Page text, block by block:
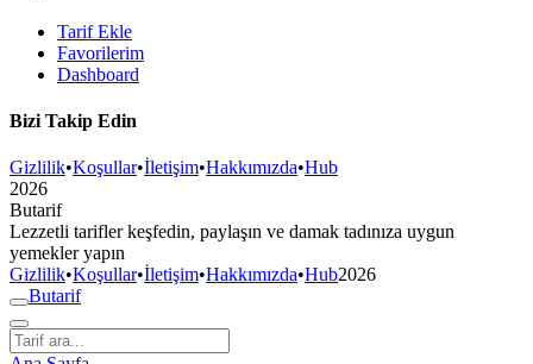
Tarif Ekle
Favorilerim
Dashboard
Bizi Takip Edin
Gizlilik•Koşullar•İletişim•Hakkımızda•Hub
2026
Butarif
Lezzetli tarifler keşfedin, paylaşın ve damak tadınıza uygun
yemekler yapın
Gizlilik•Koşullar•İletişim•Hakkımızda•Hub2026
Butarif